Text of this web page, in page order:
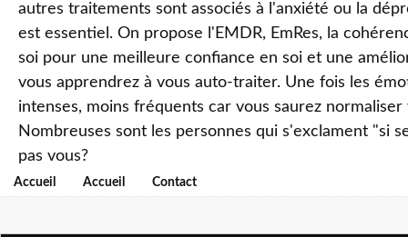
autres traitements sont associés à l'anxiété ou la
est essentiel. On propose l'EMDR, EmRes, la
soi pour une meilleure confiance en soi et une
vous apprendrez à vous auto-traiter. Une fois les
intenses, moins fréquents car vous saurez
Nombreuses sont les personnes qui s'exclament "si
pas vous?
Accueil Accueil Contact